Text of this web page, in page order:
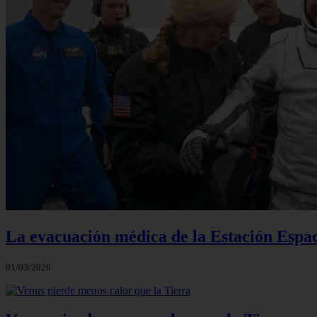
La evacuación médica de la Estación
01/03/2026